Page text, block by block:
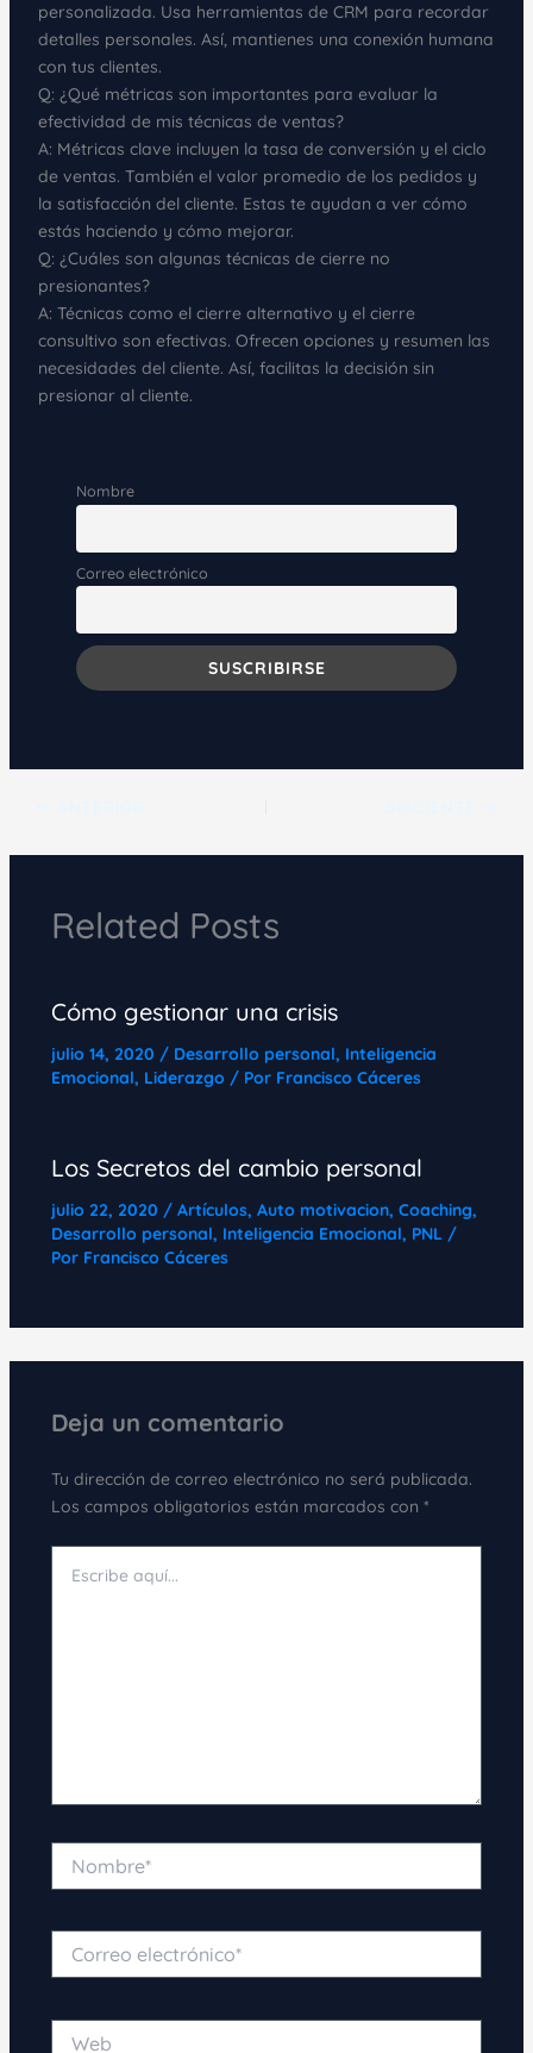
personalizada. Usa herramientas de CRM para recordar
detalles personales. Así, mantienes una conexión humana
con tus clientes.
Q: ¿Qué métricas son importantes para evaluar la
efectividad de mis técnicas de ventas?
A: Métricas clave incluyen la tasa de conversión y el ciclo
de ventas. También el valor promedio de los pedidos y
la satisfacción del cliente. Estas te ayudan a ver cómo
estás haciendo y cómo mejorar.
Q: ¿Cuáles son algunas técnicas de cierre no
presionantes?
A: Técnicas como el cierre alternativo y el cierre
consultivo son efectivas. Ofrecen opciones y resumen las
necesidades del cliente. Así, facilitas la decisión sin
presionar al cliente.
Nombre
Correo electrónico
Related Posts
Cómo gestionar una crisis
julio 14, 2020 / Desarrollo personal, Inteligencia
Emocional, Liderazgo/ Por Francisco Cáceres
Los Secretos del cambio personal
julio 22, 2020 / Artículos, Auto motivacion, Coaching,
Desarrollo personal, Inteligencia Emocional, PNL/
Por Francisco Cáceres
Deja un comentario
Tu dirección de correo electrónico no será publicada.
Los campos obligatorios están marcados con *
aquí...
electrónico*